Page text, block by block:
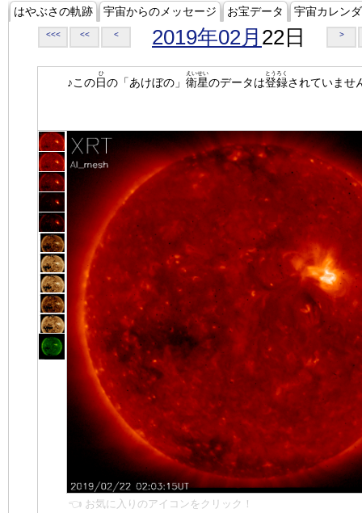
はやぶさの軌跡 宇宙からのメッセージ お宝データ 宇宙カレン
<<< << < 2019年02月 22日 >
♪この日
ひ
の「あけぼの」 衛星
えいせい
のデータは登録
とうろく
されていませ
👈 お気に入りのアイコンをクリック！